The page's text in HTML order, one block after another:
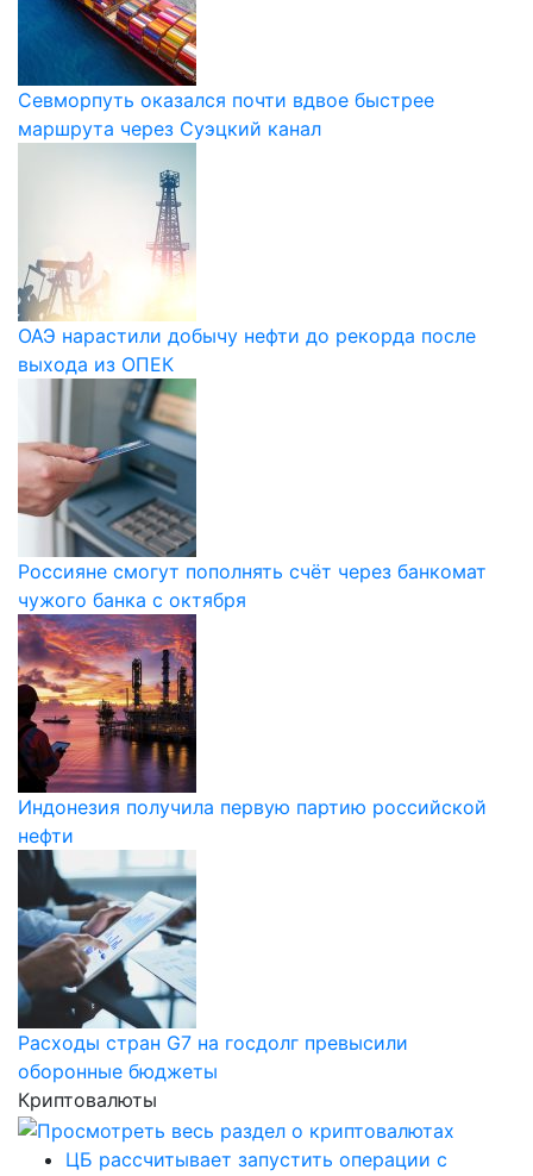
Севморпуть оказался почти вдвое быстрее
маршрута через Суэцкий канал
ОАЭ нарастили добычу нефти до рекорда после
выхода из ОПЕК
Россияне смогут пополнять счёт через банкомат
чужого банка с октября
Индонезия получила первую партию российской
нефти
Расходы стран G7 на госдолг превысили
оборонные бюджеты
Криптовалюты
ЦБ рассчитывает запустить операции с